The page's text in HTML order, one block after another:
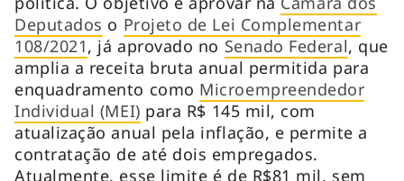
Deputados o Projeto de Lei Complementar
108/2021, já aprovado no Senado Federal, que
amplia a receita bruta anual permitida para
enquadramento como Microempreendedor
Individual (MEI) para R$ 145 mil, com
atualização anual pela inflação, e permite a
contratação de até dois empregados.
Atualmente, esse limite é de R$81 mil, sem